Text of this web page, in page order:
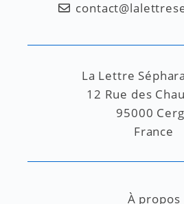
La Lettre
12 Rue des
95000
France
À propos